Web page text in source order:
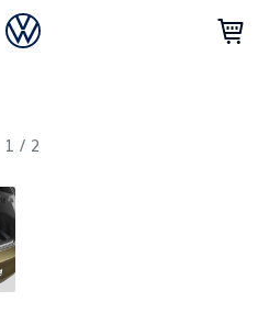
1 / 2